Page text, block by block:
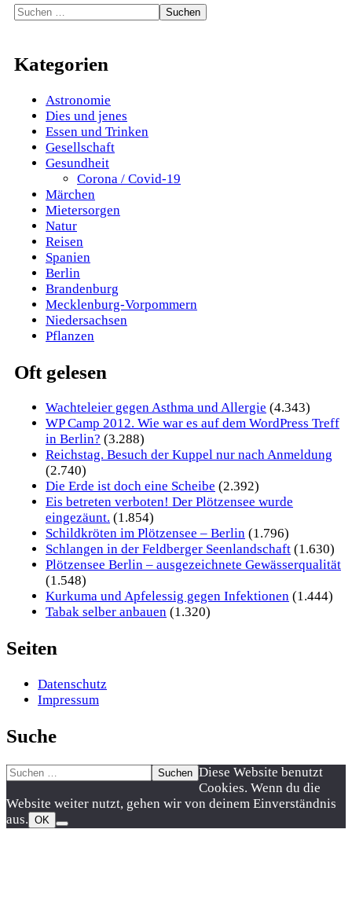
Suchen
Kategorien
Astronomie
Dies und jenes
Essen und Trinken
Gesellschaft
Gesundheit
Corona / Covid-19
Märchen
Mietersorgen
Natur
Reisen
Spanien
Berlin
Brandenburg
Mecklenburg-Vorpommern
Niedersachsen
Pflanzen
Oft gelesen
Wachteleier gegen Asthma und Allergie (4.343)
WP Camp 2012. Wie war es auf dem WordPress Treff
in Berlin? (3.288)
Reichstag. Besuch der Kuppel nur nach Anmeldung
(2.740)
Die Erde ist doch eine Scheibe (2.392)
Eis betreten verboten! Der Plötzensee wurde
eingezäunt. (1.854)
Schildkröten im Plötzensee – Berlin (1.796)
Schlangen in der Feldberger Seenlandschaft (1.630)
Plötzensee Berlin – ausgezeichnete Gewässerqualität
(1.548)
Kurkuma und Apfelessig gegen Infektionen (1.444)
Tabak selber anbauen (1.320)
Seiten
Datenschutz
Impressum
Suche
Suchen
Nach
oben
scrollen
Diese Website benutzt
Cookies. Wenn du die
Website weiter nutzt, gehen wir von deinem Einverständnis
aus. OK